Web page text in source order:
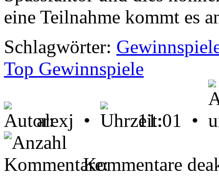
eine Teilnahme kommt es
Schlagwörter:
Top Gewinnspiele
alexj • 11:01 •
Kommentare